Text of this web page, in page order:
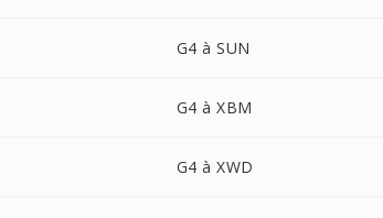
G4 à SUN
G4 à XBM
G4 à XWD